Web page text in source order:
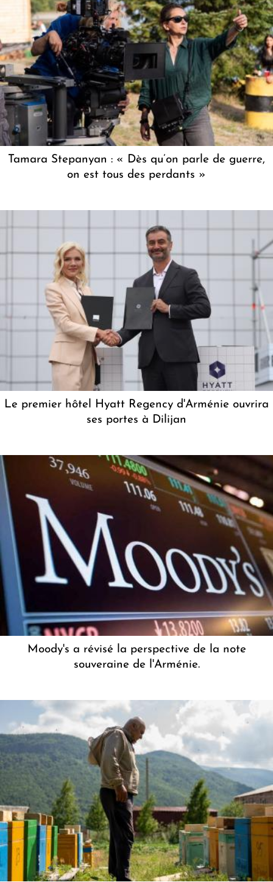
Tamara Stepanyan : « Dès qu’on parle de guerre,
on est tous des perdants »
Le premier hôtel Hyatt Regency d'Arménie ouvrira
ses portes à Dilijan
Moody's a révisé la perspective de la note
souveraine de l'Arménie.